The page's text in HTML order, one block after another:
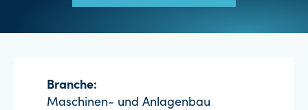
Branche:
Maschinen- und Anlagenbau